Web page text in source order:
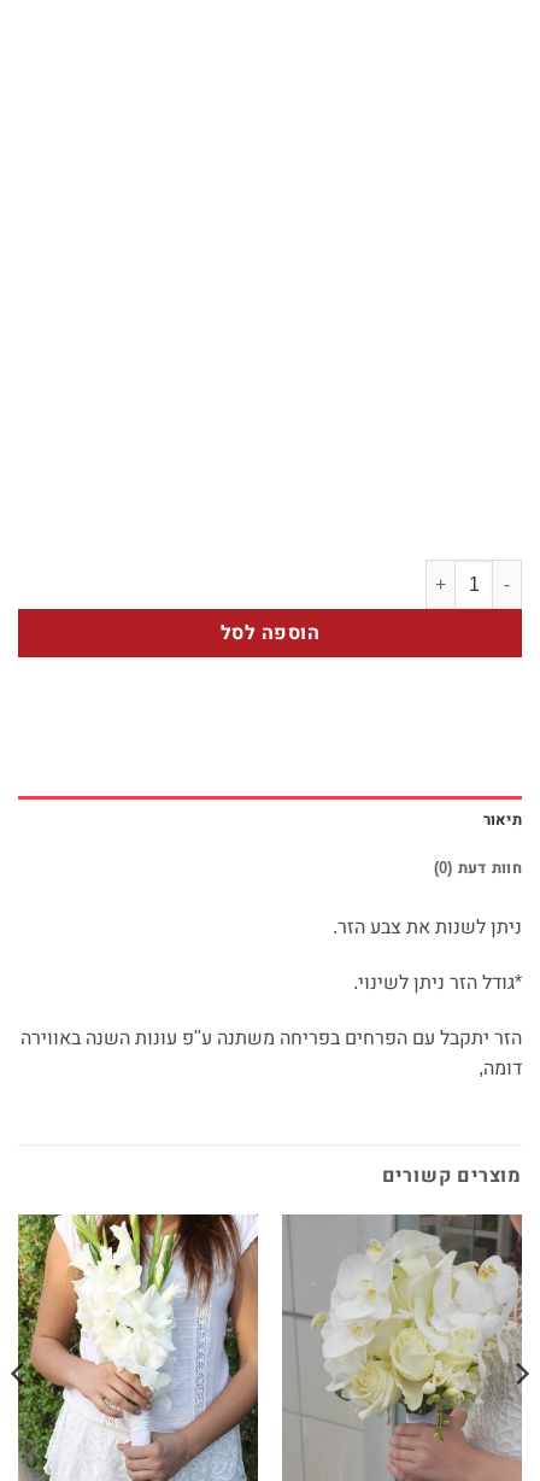
כמות של ורדים בורוד ולבן
הוספה לסל
תיאור
חוות דעת (0)
ניתן לשנות את צבע הזר.
*גודל הזר ניתן לשינוי.
הזר יתקבל עם הפרחים בפריחה משתנה ע"פ עונות השנה באווירה
דומה,
מוצרים קשורים